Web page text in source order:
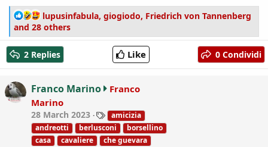
R
e
a
c
t
i
n
s
:
lupusinfabula, giogiodo, Friedrich von Tannenberg
and 28 others
2 Replies Like 0 Condividi
Franco Marino
Franco
Marino
28 March 2023
T
a
g
s
amicizia
andreotti
berlusconi
borsellino
casa
cavaliere
che guevara